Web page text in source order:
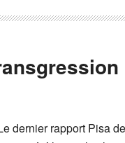
dernier rapport Pisa